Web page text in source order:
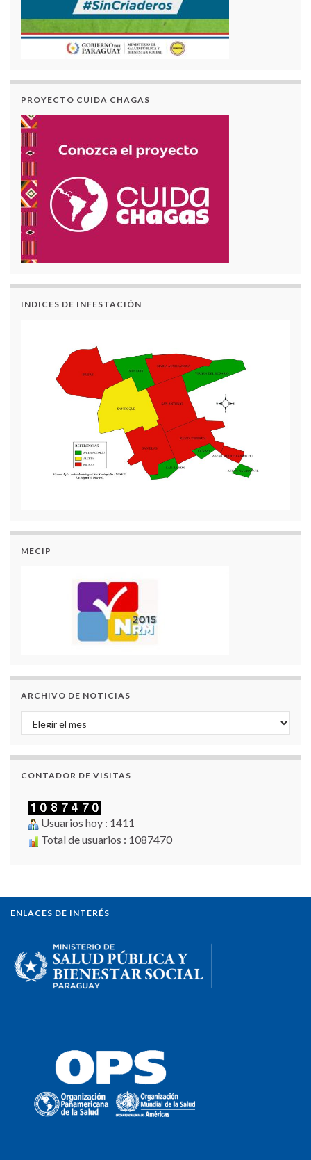
PROYECTO CUIDA CHAGAS
INDICES DE INFESTACIÓN
MECIP
ARCHIVO DE NOTICIAS
Archivo de Noticias
CONTADOR DE VISITAS
Usuarios hoy : 1411
Total de usuarios : 1087470
ENLACES DE INTERÉS